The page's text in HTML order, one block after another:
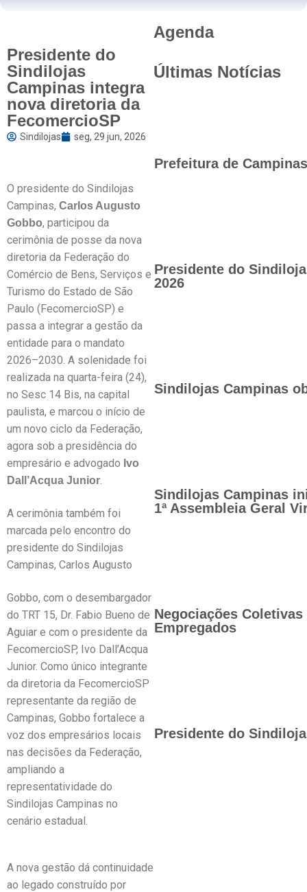
Presidente do
Sindilojas
Campinas integra
nova diretoria da
FecomercioSP
Sindilojas seg, 29 jun, 2026
O presidente do Sindilojas
Campinas, Carlos Augusto
Gobbo, participou da
cerimônia de posse da nova
diretoria da Federação do
Comércio de Bens, Serviços e
Turismo do Estado de São
Paulo (FecomercioSP) e
passa a integrar a gestão da
entidade para o mandato
2026–2030. A solenidade foi
realizada na quarta-feira (24),
no Sesc 14 Bis, na capital
paulista, e marcou o início de
um novo ciclo da Federação,
agora sob a presidência do
empresário e advogado Ivo
Dall’Acqua Junior.
A cerimônia também foi
marcada pelo encontro do
presidente do Sindilojas
Campinas, Carlos Augusto
Gobbo, com o desembargador
do TRT 15, Dr. Fabio Bueno de
Aguiar e com o presidente da
FecomercioSP, Ivo Dall’Acqua
Junior. Como único integrante
da diretoria da FecomercioSP
representante da região de
Campinas, Gobbo fortalece a
voz dos empresários locais
nas decisões da Federação,
ampliando a
representatividade do
Sindilojas Campinas no
cenário estadual.
A nova gestão dá continuidade
ao legado construído por
Agenda
Últimas Notícias
Prefeitura de
Presidente do
2026
Sindilojas Campinas
Sindilojas Campinas
1ª Assembleia Geral
Negociações
Empregados
Presidente do